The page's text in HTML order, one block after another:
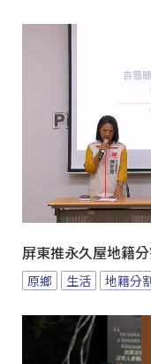
屏東推永久屋地籍
原鄉 生活 地籍分